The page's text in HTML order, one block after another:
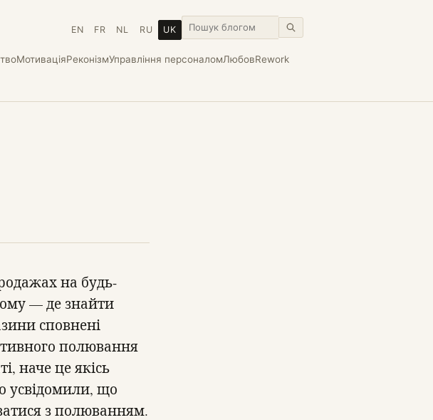
EN FR NL RU UK
МотиваціяРеконізмУправління персоналомЛюбовRework
на будь-
— де знайти
сповнені
полювання
наче це якісь
усвідомили, що
з полюванням.